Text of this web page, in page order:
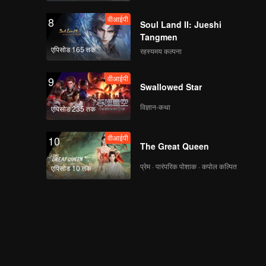
8
एपिसोड 165 तक
वीआईपी
Soul Land II: Jueshi
Tangmen
रहस्यमय कल्पना
9
एपिसोड 235 तक
वीआईपी
Swallowed Star
विज्ञान-कथा
10
एपिसोड 10 तक
वीआईपी
The Great Queen
प्रेम · पारंपरिक पोशाक · कपोल कल्पित